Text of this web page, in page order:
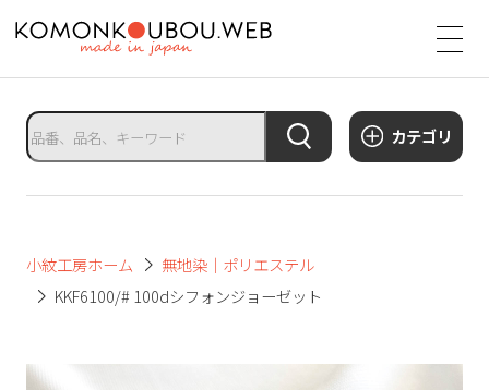
カテゴリ
小紋工房ホーム
無地染｜ポリエステル
KKF6100/# 100dシフォンジョーゼット
サ
イ
ト
タ
イ
ト
ニ